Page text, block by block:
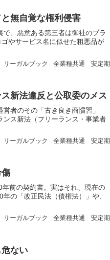
無自覚な権利侵害
で、悪意ある第三者は御社のブラ
やサービス名に似せた粗悪品が
リーガルブック 全業種共通 安定期
新法違反と公取委のメス
者のその「古き良き商慣習」
ス新法（フリーランス・事業者
リーガルブック 全業種共通 安定期
前の契約書。実はそれ、現在の
の「改正民法（債権法）」や、
リーガルブック 全業種共通 安定期
ない